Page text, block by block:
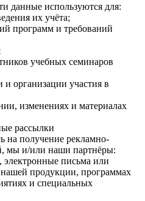
данные используются для:
их учёта;
программ и требований
учебных семинаров
и организации участия в
изменениях и материалах
рассылки
на получение рекламно-
мы и/или наши партнёры:
электронные письма или
продукции, программах
и специальных